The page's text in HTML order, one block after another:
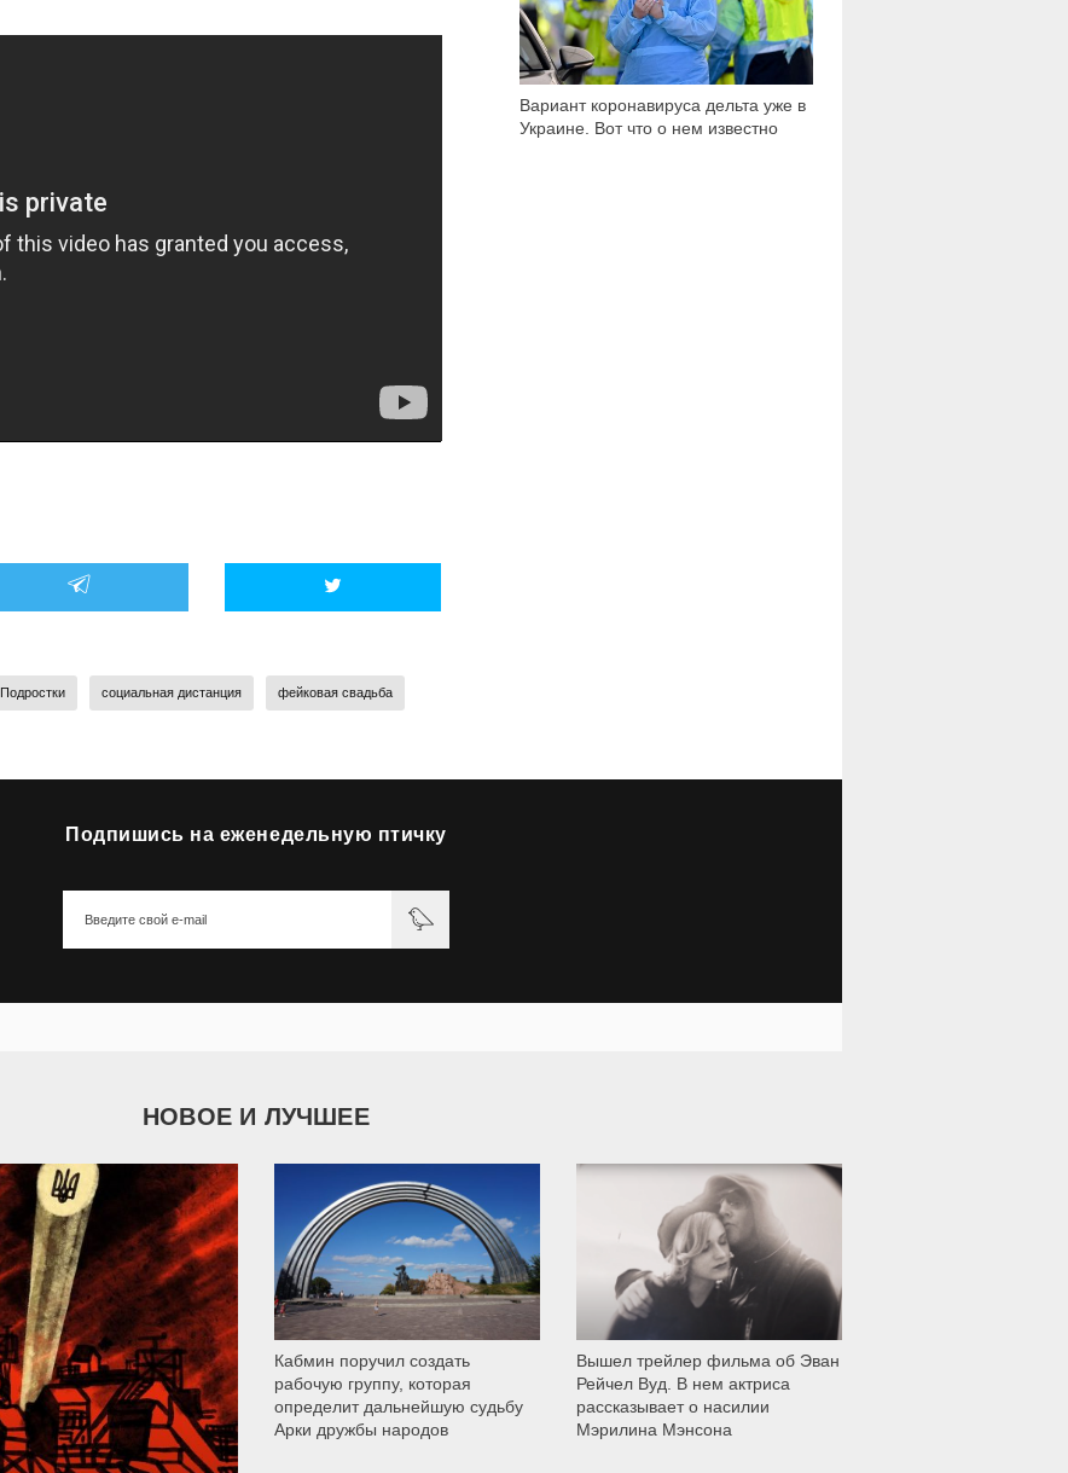
Подростки социальная дистанция фейковая свадьба
Вариант коронавируса дельта уже в
Украине. Вот что о нем известно
Подпишись на еженедельную птичку
НОВОЕ И ЛУЧШЕЕ
Кабмин поручил создать
рабочую группу, которая
определит дальнейшую судьбу
Арки дружбы народов
9 790
Вышел трейлер фильма об Эван
Рейчел Вуд. В нем актриса
рассказывает о насилии
Мэрилина Мэнсона